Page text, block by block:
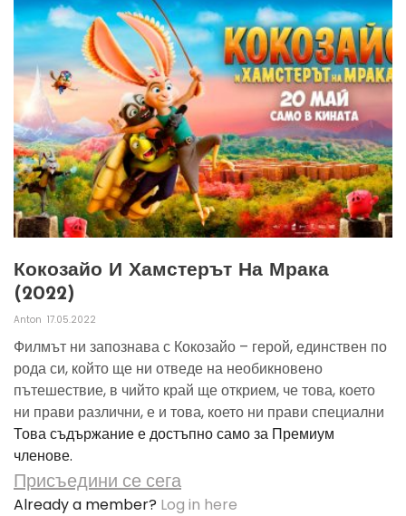
Кокозайо И Хамстерът На Мрака
(2022)
Anton 17.05.2022
Филмът ни запознава с Кокозайо – герой, единствен по
рода си, който ще ни отведе на необикновено
пътешествие, в чийто край ще открием, че това, което
ни прави различни, е и това, което ни прави специални
Това съдържание е достъпно само за Премиум
членове.
Присъедини се сега
Already a member? Log in here